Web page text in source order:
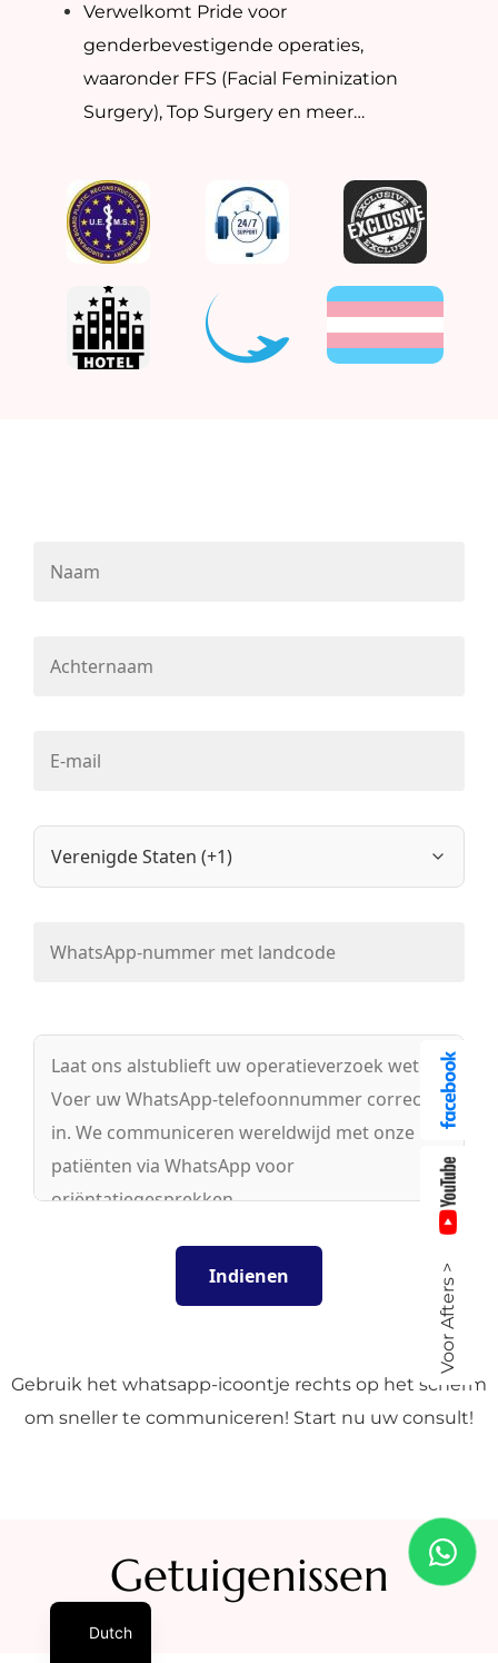
Verwelkomt Pride voor
genderbevestigende operaties,
waaronder FFS (Facial Feminization
Surgery), Top Surgery en meer…
Gebruik het whatsapp-icoontje rechts op het scherm
om sneller te communiceren! Start nu uw consult!
Getuigenissen
Voor Afters >
Dutch